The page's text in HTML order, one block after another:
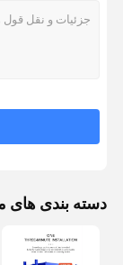
رانندگی در
قفسه بندی
قفسه بندی قالب
دسته بندی های